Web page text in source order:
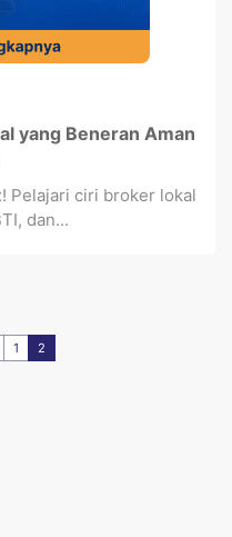
yang Beneran Aman
Pelajari ciri broker lokal
dan...
1 2